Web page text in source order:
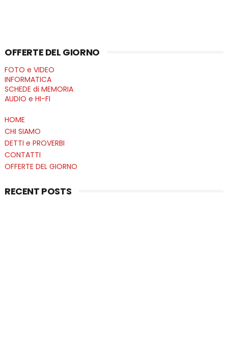
OFFERTE DEL GIORNO
FOTO e VIDEO
INFORMATICA
SCHEDE di MEMORIA
AUDIO e HI-FI
HOME
CHI SIAMO
DETTI e PROVERBI
CONTATTI
OFFERTE DEL GIORNO
RECENT POSTS